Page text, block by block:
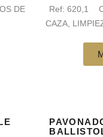
DE
Ref:620,1
CAZA,